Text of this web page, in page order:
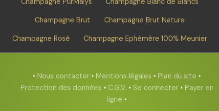
Champagne Brut Champagne Brut Nature
Champagne Rosé Champagne Ephémère 100% Meunier
• Nous contacter • Mentions légales • Plan du site •
Protection des données • C.G.V. • Se connecter • Payer en
ligne •